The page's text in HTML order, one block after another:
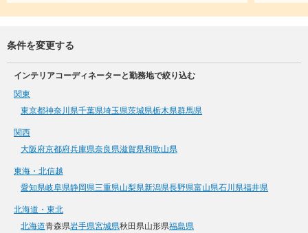
条件を変更する
インテリアコーディネーターと勤務地で絞り込む
関東
東京都神奈川県千葉県埼玉県茨城県栃木県群馬県
関西
大阪府京都府兵庫県奈良県滋賀県和歌山県
東海・北信越
愛知県岐阜県静岡県三重県山梨県新潟県長野県富山県石川県福井県
北海道・東北
北海道青森県岩手県宮城県秋田県山形県福島県